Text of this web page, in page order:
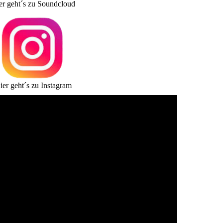
geht´s zu Soundcloud
geht´s zu Instagram